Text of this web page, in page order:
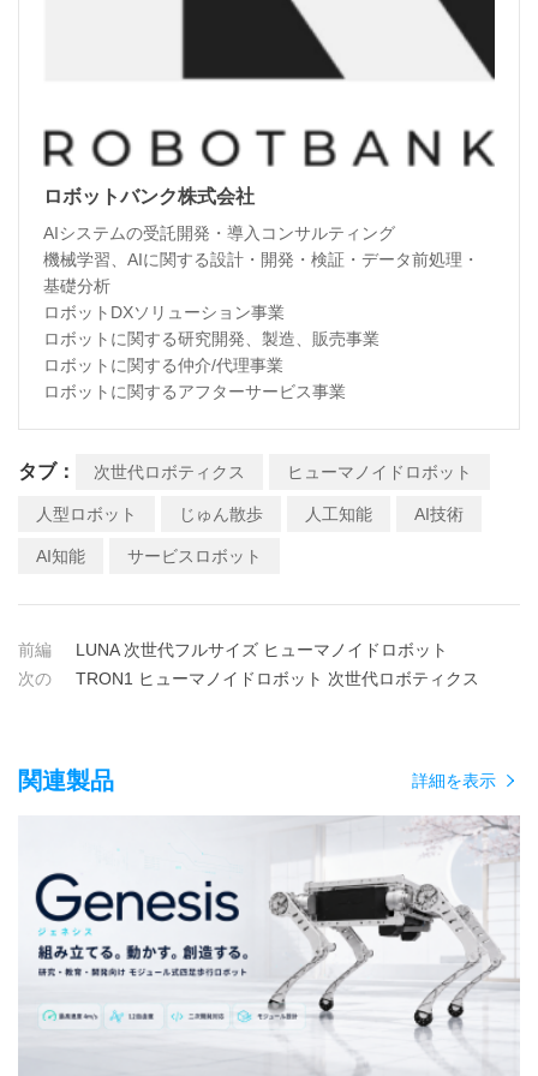
ロボットバンク株式会社
AIシステムの受託開発・導入コンサルティング
機械学習、AIに関する設計・開発・検証・データ前処理・
基礎分析
ロボットDXソリューション事業
ロボットに関する研究開発、製造、販売事業
ロボットに関する仲介/代理事業
ロボットに関するアフターサービス事業
タブ： 次世代ロボティクス ヒューマノイドロボット
人型ロボット じゅん散歩 人工知能 AI技術
AI知能 サービスロボット
前編
LUNA 次世代フルサイズ ヒューマノイドロボット
次の
TRON1 ヒューマノイドロボット 次世代ロボティクス
関連製品 詳細を表示